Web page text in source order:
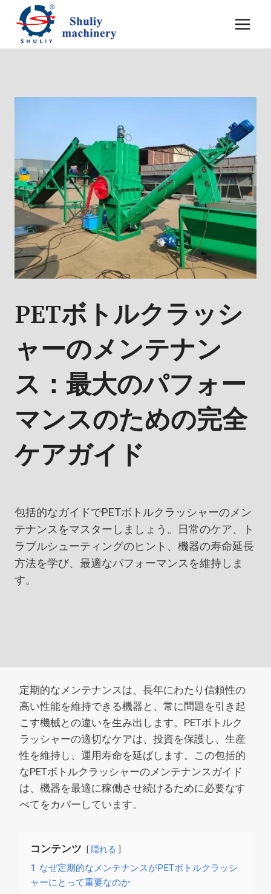
PETボトルクラッシ
ャーのメンテナン
ス：最大のパフォー
マンスのための完全
ケアガイド
包括的なガイドでPETボトルクラッシャーのメン
テナンスをマスターしましょう。日常のケア、ト
ラブルシューティングのヒント、機器の寿命延長
方法を学び、最適なパフォーマンスを維持しま
す。
定期的なメンテナンスは、長年にわたり信頼性の
高い性能を維持できる機器と、常に問題を引き起
こす機械との違いを生み出します。PETボトルク
ラッシャーの適切なケアは、投資を保護し、生産
性を維持し、運用寿命を延ばします。この包括的
なPETボトルクラッシャーのメンテナンスガイド
は、機器を最適に稼働させ続けるために必要なす
べてをカバーしています。
コンテンツ 隠れる
1 なぜ定期的なメンテナンスがPETボトルクラッシ
ャーにとって重要なのか